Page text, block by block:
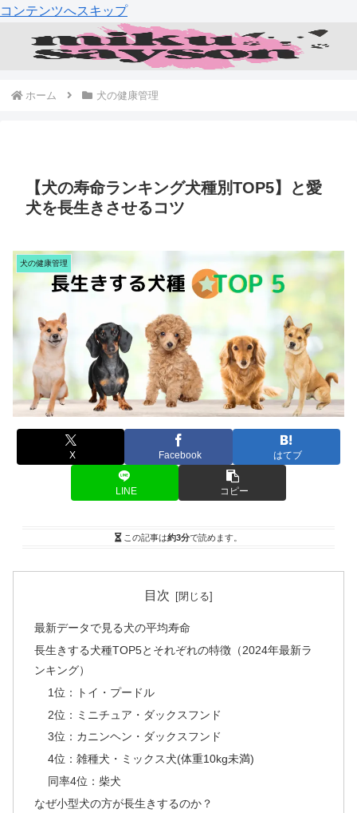
コンテンツへスキップ
ホーム 犬の健康管理
【犬の寿命ランキング犬種別TOP5】と愛
犬を長生きさせるコツ
犬の健康管理
X Facebook はてブ
LINE コピー
この記事は約3分で読めます。
目次
最新データで見る犬の平均寿命
長生きする犬種TOP5とそれぞれの特徴（2024年最新ラ
ンキング）
1位：トイ・プードル
2位：ミニチュア・ダックスフンド
3位：カニンヘン・ダックスフンド
4位：雑種犬・ミックス犬(体重10kg未満)
同率4位：柴犬
なぜ小型犬の方が長生きするのか？